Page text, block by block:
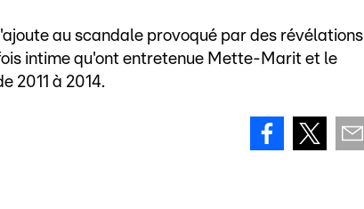
au scandale provoqué par des révélations
intime qu'ont entretenue Mette-Marit et le
2011 à 2014.